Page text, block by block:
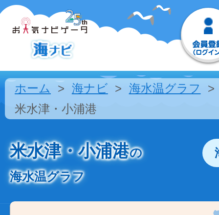
ホーム 海ナビ
海水温グラフ
米水津・小浦港
米水津・小浦港の
海水温グラフ